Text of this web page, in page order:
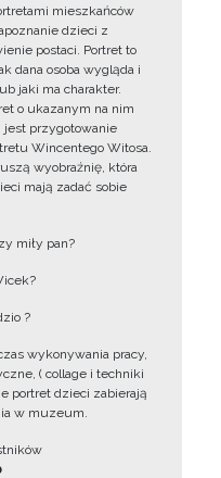
mieszkańców
dzieci z
postaci. Portret to
dana osoba wygląda i
jaki ma charakter.
o ukazanym na nim
jest przygotowanie
Wincentego Witosa.
wyobraźnię, która
mają zadać sobie
miły pan?
?
wykonywania pracy,
( collage i techniki
portret dzieci zabierają
w muzeum.